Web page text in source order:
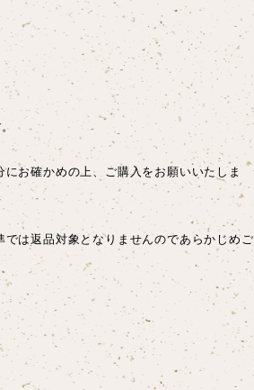
お確かめの上、ご購入をお願いいたしま
は返品対象となりませんのであらかじめご